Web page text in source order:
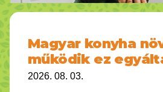
Magyar konyha
működik ez
2026. 08. 03.